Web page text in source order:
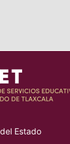
Estado